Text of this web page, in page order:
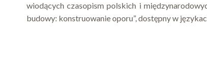
wiodących czasopism polskich i
budowy: konstruowanie oporu”, dostępny w